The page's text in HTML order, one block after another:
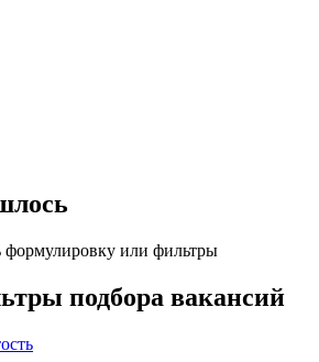
формулировку или фильтры
подбора вакансий